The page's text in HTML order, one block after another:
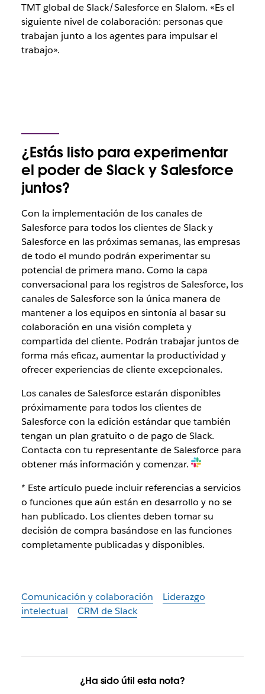
TMT global de Slack/Salesforce en Slalom. «Es el
siguiente nivel de colaboración: personas que
trabajan junto a los agentes para impulsar el
trabajo».
¿Estás listo para experimentar
el poder de Slack y Salesforce
juntos?
Con la implementación de los canales de
Salesforce para todos los clientes de Slack y
Salesforce en las próximas semanas, las empresas
de todo el mundo podrán experimentar su
potencial de primera mano. Como la capa
conversacional para los registros de Salesforce, los
canales de Salesforce son la única manera de
mantener a los equipos en sintonía al basar su
colaboración en una visión completa y
compartida del cliente. Podrán trabajar juntos de
forma más eficaz, aumentar la productividad y
ofrecer experiencias de cliente excepcionales.
Los canales de Salesforce estarán disponibles
próximamente para todos los clientes de
Salesforce con la edición estándar que también
tengan un plan gratuito o de pago de Slack.
Contacta con tu representante de Salesforce para
obtener más información y comenzar.
* Este artículo puede incluir referencias a servicios
o funciones que aún están en desarrollo y no se
han publicado. Los clientes deben tomar su
decisión de compra basándose en las funciones
completamente publicadas y disponibles.
Comunicación y colaboración
Liderazgo
intelectual
CRM de Slack
¿Ha sido útil esta nota?